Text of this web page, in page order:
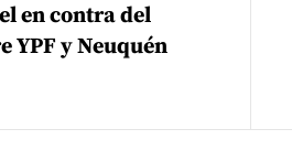
en contra del
YPF y Neuquén